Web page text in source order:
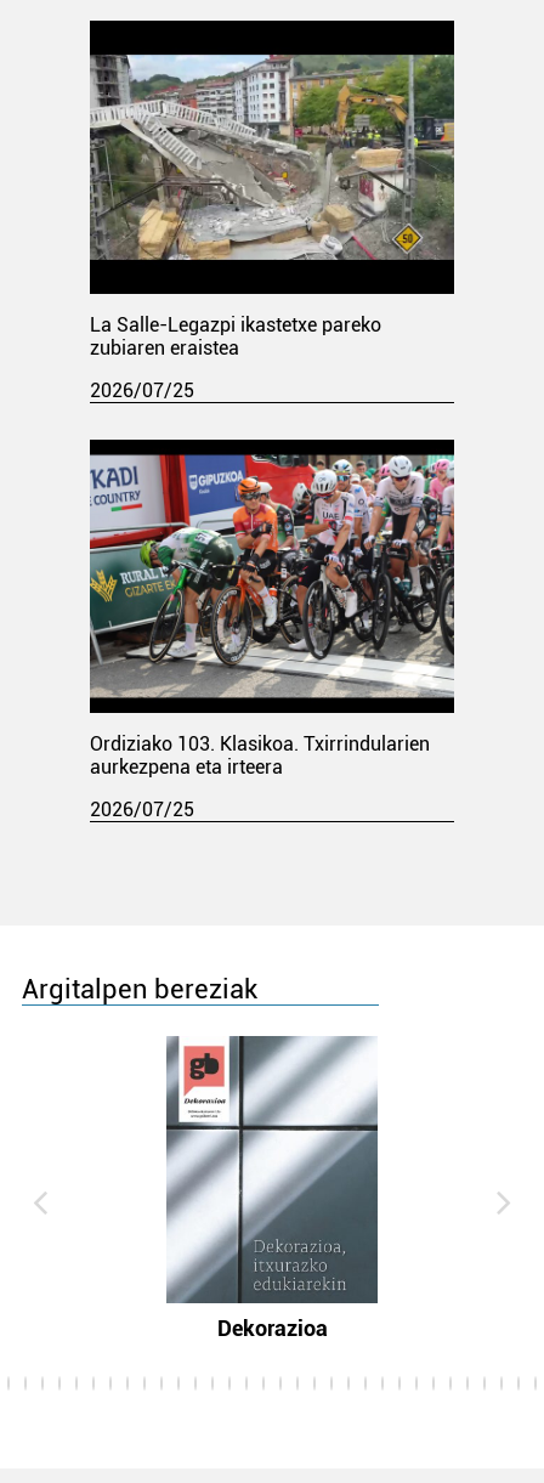
La Salle-Legazpi ikastetxe pareko
zubiaren eraistea
2026/07/25
Ordiziako 103. Klasikoa. Txirrindularien
aurkezpena eta irteera
2026/07/25
Argitalpen bereziak
Dekorazioa